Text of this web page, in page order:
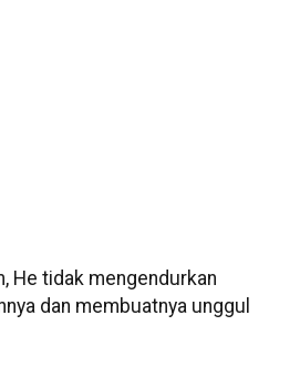
He tidak mengendurkan
dan membuatnya unggul